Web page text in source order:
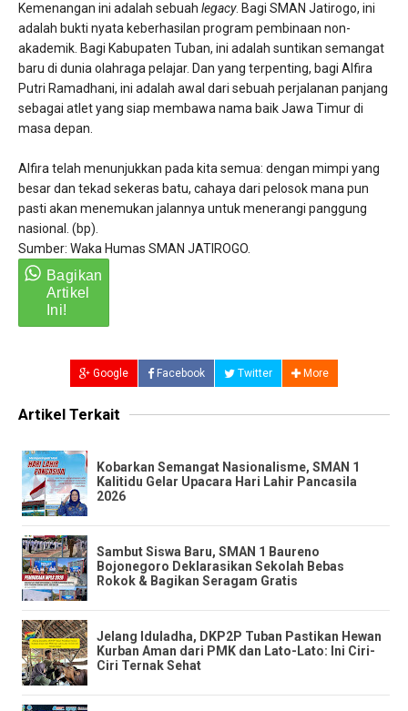
​Kemenangan ini adalah sebuah legacy. Bagi SMAN Jatirogo, ini
adalah bukti nyata keberhasilan program pembinaan non-
akademik. Bagi Kabupaten Tuban, ini adalah suntikan semangat
baru di dunia olahraga pelajar. Dan yang terpenting, bagi Alfira
Putri Ramadhani, ini adalah awal dari sebuah perjalanan panjang
sebagai atlet yang siap membawa nama baik Jawa Timur di
masa depan.
Alfira telah menunjukkan pada kita semua: dengan mimpi yang
besar dan tekad sekeras batu, cahaya dari pelosok mana pun
pasti akan menemukan jalannya untuk menerangi panggung
nasional. (bp).
Sumber: Waka Humas SMAN JATIROGO.
Google Facebook Twitter More
Artikel Terkait
​Kobarkan Semangat Nasionalisme, SMAN 1
Kalitidu Gelar Upacara Hari Lahir Pancasila
2026
​Sambut Siswa Baru, SMAN 1 Baureno
Bojonegoro Deklarasikan Sekolah Bebas
Rokok & Bagikan Seragam Gratis
Jelang Iduladha, DKP2P Tuban Pastikan Hewan
Kurban Aman dari PMK dan Lato-Lato: Ini Ciri-
Ciri Ternak Sehat